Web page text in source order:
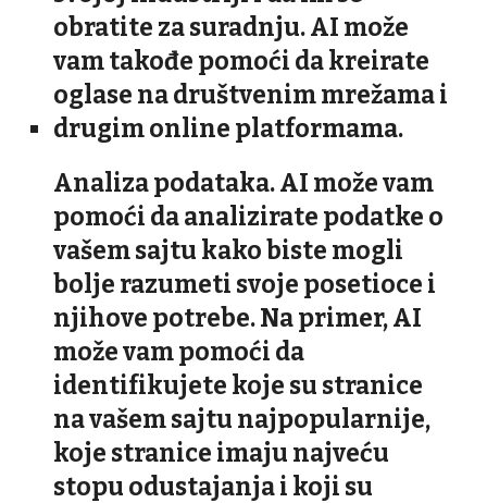
obratite za suradnju. AI može
vam takođe pomoći da kreirate
oglase na društvenim mrežama i
drugim online platformama.
Analiza podataka. AI može vam
pomoći da analizirate podatke o
vašem sajtu kako biste mogli
bolje razumeti svoje posetioce i
njihove potrebe. Na primer, AI
može vam pomoći da
identifikujete koje su stranice
na vašem sajtu najpopularnije,
koje stranice imaju najveću
stopu odustajanja i koji su